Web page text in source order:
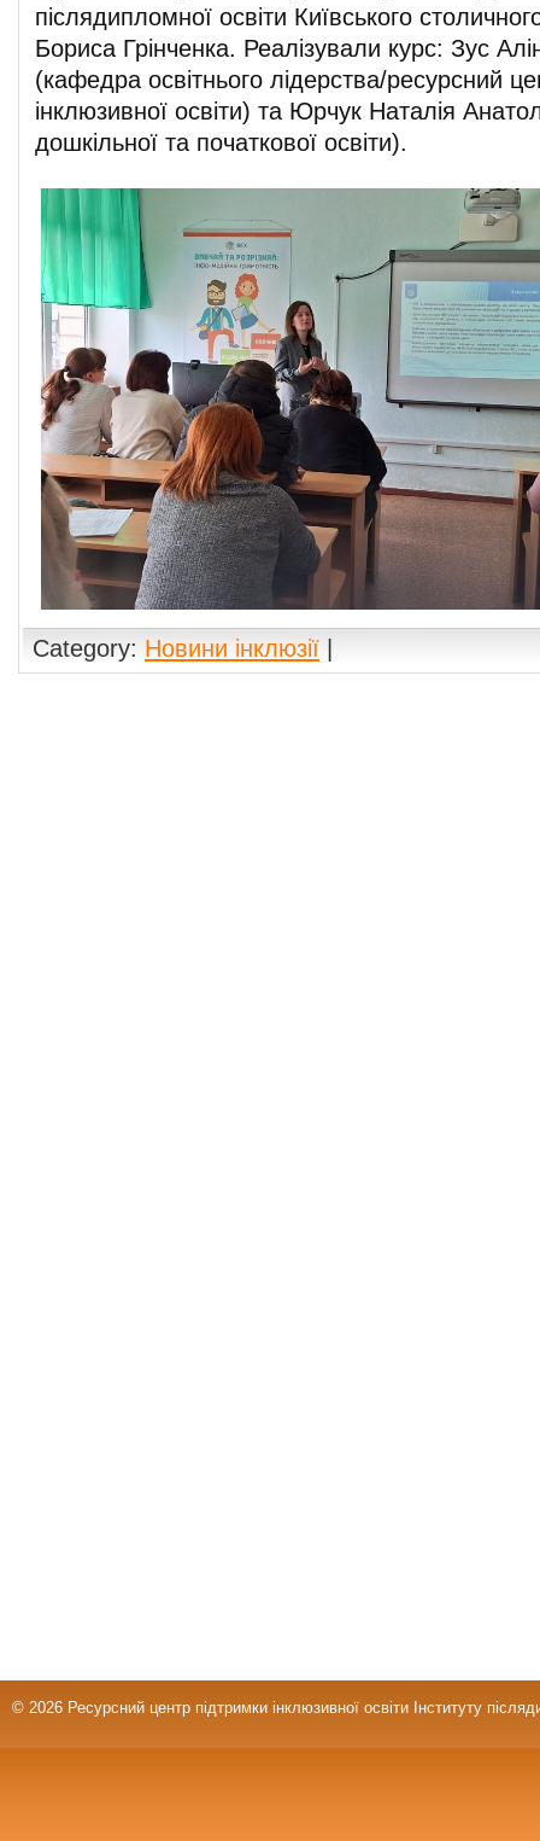
післядипломної освіти Київського
Бориса Грінченка. Реалізували курс: Зус
(кафедра освітнього лідерства/ресурсний
інклюзивної освіти) та Юрчук Наталія
дошкільної та початкової освіти).
Category: Новини інклюзії
© 2026 Ресурсний центр підтримки інклюзивної освіти Інституту